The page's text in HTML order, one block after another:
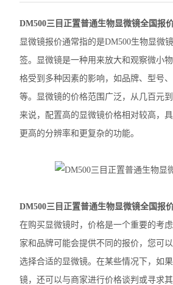
Leica徕卡A60 F体视显微镜
Leica徕卡M165 C体视显微镜
奥林巴斯BX63生物显微镜
徕卡M125 C体视显微镜
徕卡DM2500生物显微镜
奥林巴斯显微镜镜头
Nikon尼康SMZ25体视显微镜
Nikon尼康LV100ND POL-DS偏光显微
DM500三目正置普通生物显微镜全国报
显微镜报价通常指的是DM500生物显微
签。显微镜是一种用来放大和观察微小
格受到多种因素的影响，如品牌、型号
等。显微镜的价格范围广泛，从几百元
来说，配置高的显微镜价格相对较高，
更高的分辨率和更复杂的功能。
DM500三目正置普通生物显微镜全国报
在购买显微镜时，价格是一个重要的考
家和品牌可能会提供不同的报价，您可
选择合适的显微镜。在某些情况下，如
镜，还可以与商家进行价格谈判或寻求